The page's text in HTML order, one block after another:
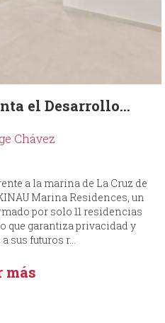
el Desarrollo...
Chávez
a la marina de La Cruz de
Marina Residences, un
por solo 11 residencias
que garantiza privacidad y
sus futuros r...
más